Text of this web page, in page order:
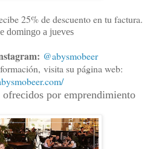
25% de descuento en tu factura.
domingo a jueves
@abysmobeer
visita su página web:
por emprendimiento